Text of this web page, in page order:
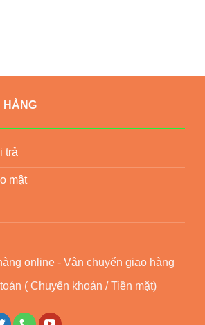
HÀNG
trả
mật
online - Vận chuyển giao hàng
( Chuyển khoản / Tiền mặt)